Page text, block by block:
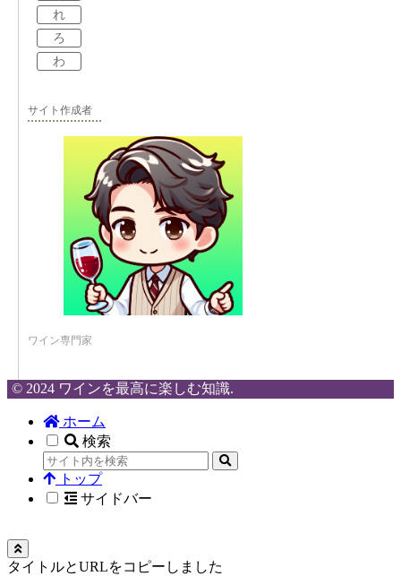
れ
ろ
わ
サイト作成者
ワイン専門家
© 2024 ワインを最高に楽しむ知識.
ホーム
検索
トップ
サイドバー
タイトルとURLをコピーしました